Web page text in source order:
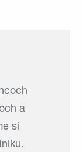
a
si